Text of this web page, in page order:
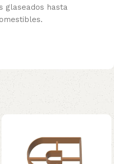
glaseados hasta